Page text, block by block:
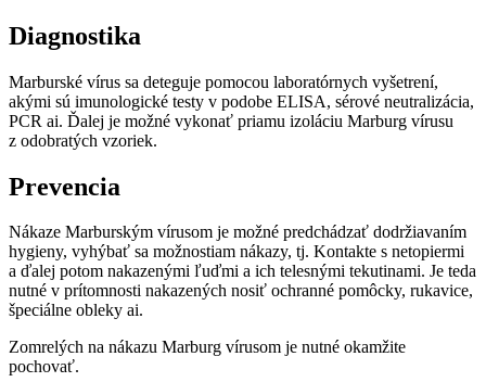
Diagnostika
Marburské vírus sa deteguje pomocou laboratórnych vyšetrení,
akými sú imunologické testy v podobe ELISA, sérové ​​neutralizácia,
PCR ai. Ďalej je možné vykonať priamu izoláciu Marburg vírusu
z odobratých vzoriek.
Prevencia
Nákaze Marburským vírusom je možné predchádzať dodržiavaním
hygieny, vyhýbať sa možnostiam nákazy, tj. Kontakte s netopiermi
a ďalej potom nakazenými ľuďmi a ich telesnými tekutinami. Je teda
nutné v prítomnosti nakazených nosiť ochranné pomôcky, rukavice,
špeciálne obleky ai.
Zomrelých na nákazu Marburg vírusom je nutné okamžite
pochovať.